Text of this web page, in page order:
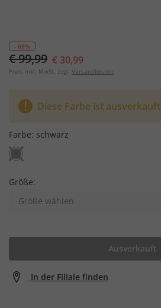
- 69%
€ 99,99 € 30,99
Preis inkl. MwSt. zzgl. Versandkosten
Diese Farbe ist ausverkauft
Farbe: schwarz
Größe:
Größe wählen
Ausverkauft
In der Filiale finden